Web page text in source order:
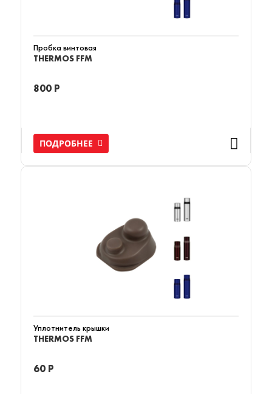
Пробка винтовая
THERMOS FFM
800 Р
ПОДРОБНЕЕ
Уплотнитель крышки
THERMOS FFM
60 Р